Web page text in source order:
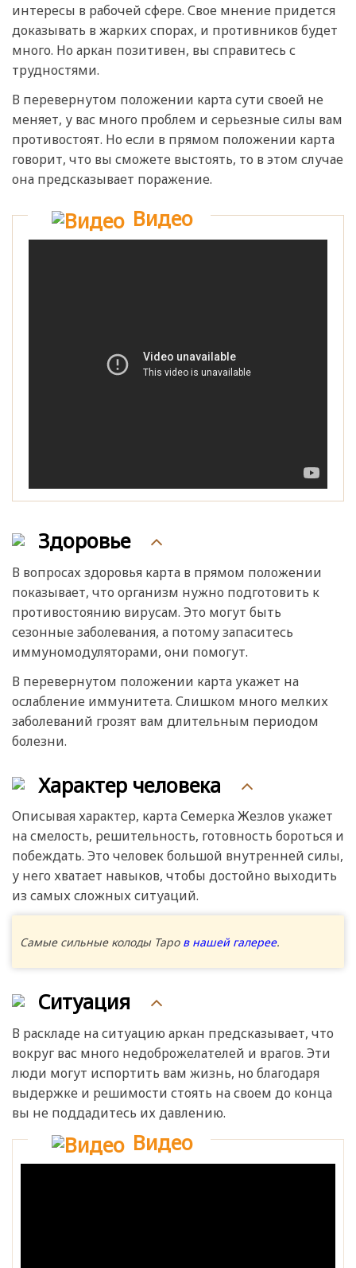
интересы в рабочей сфере. Свое мнение придется
доказывать в жарких спорах, и противников будет
много. Но аркан позитивен, вы справитесь с
трудностями.
В перевернутом положении карта сути своей не
меняет, у вас много проблем и серьезные силы вам
противостоят. Но если в прямом положении карта
говорит, что вы сможете выстоять, то в этом случае
она предсказывает поражение.
Видео
Здоровье
В вопросах здоровья карта в прямом положении
показывает, что организм нужно подготовить к
противостоянию вирусам. Это могут быть
сезонные заболевания, а потому запаситесь
иммуномодуляторами, они помогут.
В перевернутом положении карта укажет на
ослабление иммунитета. Слишком много мелких
заболеваний грозят вам длительным периодом
болезни.
Характер человека
Описывая характер, карта Семерка Жезлов укажет
на смелость, решительность, готовность бороться и
побеждать. Это человек большой внутренней силы,
у него хватает навыков, чтобы достойно выходить
из самых сложных ситуаций.
Самые сильные колоды Таро в нашей галерее.
Ситуация
В раскладе на ситуацию аркан предсказывает, что
вокруг вас много недоброжелателей и врагов. Эти
люди могут испортить вам жизнь, но благодаря
выдержке и решимости стоять на своем до конца
вы не поддадитесь их давлению.
Видео